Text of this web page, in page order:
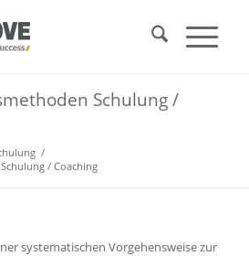
Schulung /
/
/ Coaching
systematischen Vorgehensweise zur